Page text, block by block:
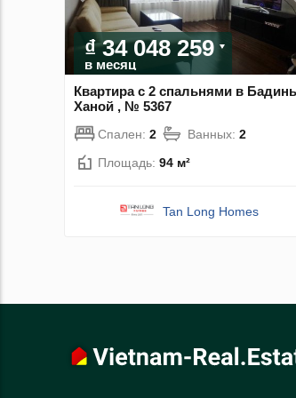
₫ 34 048 259
в месяц
Квартира с 2 спальнями в
Ханой , № 5367
Спален: 2 Ванных: 2
Площадь: 94 м²
Tan Long Homes